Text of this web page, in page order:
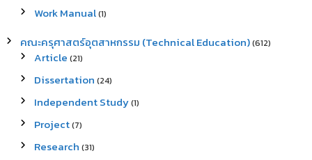
Work Manual(1)
คณะครุศาสตร์อุตสาหกรรม (Technical Education)(612)
Article (21)
Dissertation (24)
Independent Study(1)
Project(7)
Research (31)